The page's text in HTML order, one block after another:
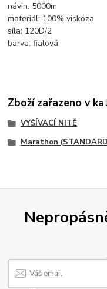
návin: 5000m
materiál: 100% viskóza
síla: 120D/2
barva: fialová
Zboží zařazeno v
VYŠÍVACÍ NITĚ
Marathon